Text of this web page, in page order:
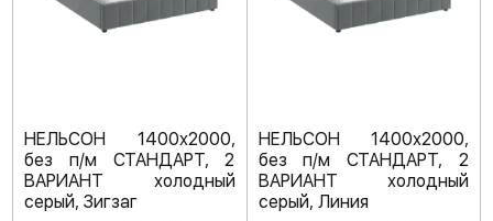
НЕЛЬСОН 1400х2000,
без п/м СТАНДАРТ, 2
ВАРИАНТ холодный
серый, Зигзаг
НЕЛЬСОН 1400х2000,
без п/м СТАНДАРТ, 2
ВАРИАНТ холодный
серый, Линия